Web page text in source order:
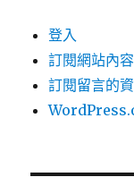
登入
訂閱網站內
訂閱留言的